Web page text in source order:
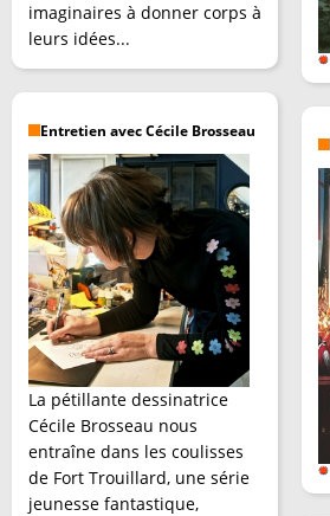
imaginaires à donner corps à
leurs idées...
Entretien avec Cécile Brosseau
La pétillante dessinatrice
Cécile Brosseau nous
entraîne dans les coulisses
de Fort Trouillard, une série
jeunesse fantastique,